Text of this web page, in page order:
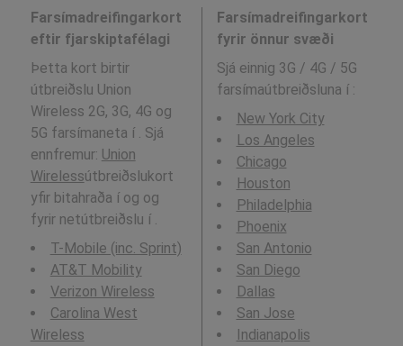
Farsímadreifingarkort
eftir fjarskiptafélagi
Þetta kort birtir
útbreiðslu Union
Wireless 2G, 3G, 4G og
5G farsímaneta í . Sjá
ennfremur: Union
Wirelessútbreiðslukort
yfir bitahraða í og og
fyrir netútbreiðslu í .
T-Mobile (inc. Sprint)
AT&T Mobility
Verizon Wireless
Carolina West
Wireless
Farsímadreifingarkort
fyrir önnur svæði
Sjá einnig 3G / 4G / 5G
farsímaútbreiðsluna í :
New York City
Los Angeles
Chicago
Houston
Philadelphia
Phoenix
San Antonio
San Diego
Dallas
San Jose
Indianapolis